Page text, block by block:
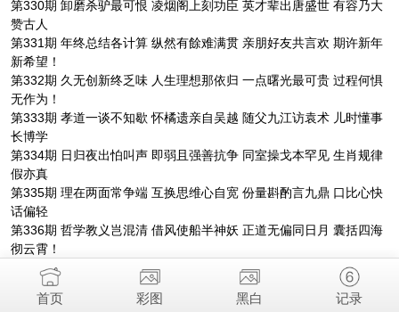
第330期 卸磨杀驴最可恨 凌烟阁上刻功臣 英才辈出唐盛世 有容乃大
赞古人
第331期 年终总结各计算 纵然有餘难满贯 亲朋好友共言欢 期许新年
新希望！
第332期 久无创新终乏味 人生理想那依归 一点曙光最可贵 过程何惧
无作为！
第333期 孝道一谈不知歇 怀橘遗亲自吴越 随父九江访袁术 儿时懂事
长博学
第334期 日归夜出怕叫声 即弱且强善抗争 同室操戈本罕见 生肖规律
假亦真
第335期 理在两面常争端 互换思维心自宽 份量斟酌言九鼎 口比心快
话偏轻
第336期 哲学教义岂混清 借风使船半神妖 正道无偏同日月 囊括四海
彻云霄！
第337期 全球变暖如温床 病菌肆虐不胜防 见利忘义结成伙 甲流威胁
更猖狂
第338期 金钱美女加权势 普世追求用心思 三年运转经常事 四方顺遂
首页 彩图 黑白 记录